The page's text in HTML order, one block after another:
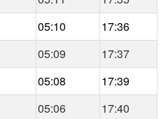
05:10
17:36
05:09
17:37
05:08
17:39
05:06
17:40